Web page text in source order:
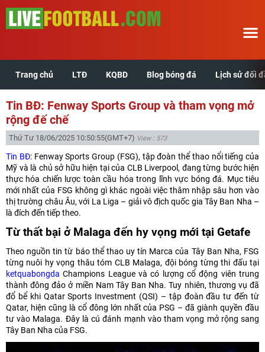
Trang chủ LTĐ KQBD Blog bóng đá Lịch sử đối
Tin BĐ: Fenway Sports Group và tham vọng mở
rộng đế chế
Thứ Tư 18/06/2025 10:50:55(GMT+7) View : 573
Tin BĐ: Fenway Sports Group (FSG), tập đoàn thể thao nổi tiếng của
Mỹ và là chủ sở hữu hiện tại của CLB Liverpool, đang từng bước hiện
thực hóa chiến lược toàn cầu hóa trong lĩnh vực bóng đá. Mục tiêu
mới nhất của FSG không gì khác ngoài việc thâm nhập sâu hơn vào
thị trường châu Âu, với La Liga – giải vô địch quốc gia Tây Ban Nha –
là đích đến tiếp theo.
Từ thất bại ở Malaga đến hy vọng mới tại Getafe
Theo nguồn tin từ báo thể thao uy tín Marca của Tây Ban Nha, FSG
từng nuôi hy vọng thâu tóm CLB Malaga, đội bóng từng thi đấu tại
ketquabongda Champions League và có lượng cổ động viên trung
thành đông đảo ở miền Nam Tây Ban Nha. Tuy nhiên, thương vụ đã
đổ bể khi Qatar Sports Investment (QSI) – tập đoàn đầu tư đến từ
Qatar, hiện cũng là cổ đông lớn nhất của PSG – đã giành quyền đầu
tư vào Malaga. Đây là cú đánh mạnh vào tham vọng mở rộng sang
Tây Ban Nha của FSG.
Trang chủ
LTĐ
KQBD
Blog bóng đá
Lịch sử đối đầu
Xem tuổi hợp